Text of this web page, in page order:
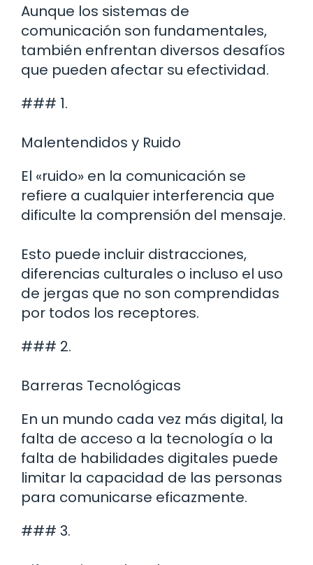
Aunque los sistemas de
comunicación son fundamentales,
también enfrentan diversos desafíos
que pueden afectar su efectividad.
### 1.
Malentendidos y Ruido
El «ruido» en la comunicación se
refiere a cualquier interferencia que
dificulte la comprensión del mensaje.
Esto puede incluir distracciones,
diferencias culturales o incluso el uso
de jergas que no son comprendidas
por todos los receptores.
### 2.
Barreras Tecnológicas
En un mundo cada vez más digital, la
falta de acceso a la tecnología o la
falta de habilidades digitales puede
limitar la capacidad de las personas
para comunicarse eficazmente.
### 3.